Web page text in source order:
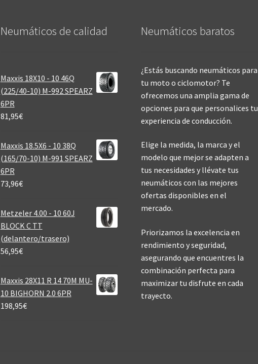
Neumáticos de calidad‎
Maxxis 18X10 - 10 46Q
(225/40-10) M-992 SPEARZ
6PR
81,95€
Maxxis 18.5X6 - 10 38Q
(165/70-10) M-991 SPEARZ
6PR
73,96€
Metzeler 4.00 - 10 60J
BLOCK C TT
(delantero/trasero)
56,95€
Maxxis 28X11 R 14 70M MU-
10 BIGHORN 2.0 6PR
198,95€
Neumáticos baratos
¿Estás buscando neumáticos para
tu moto o ciclomotor? Te
ofrecemos una amplia gama de
opciones para que personalices tu
experiencia de conducción.
Elige la medida, la marca y el
modelo que mejor se adapten a
tus necesidades y llévate tus
neumáticos con las mejores
ofertas disponibles en el
mercado.
Priorizamos la excelencia en
rendimiento y seguridad,
asegurando que encuentres la
combinación perfecta para
maximizar tu disfrute en cada
trayecto.